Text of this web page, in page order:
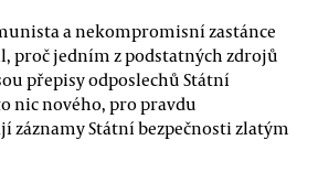
a nekompromisní zastánce
proč jedním z podstatných zdrojů
přepisy odposlechů Státní
nic nového, pro pravdu
záznamy Státní bezpečnosti zlatým